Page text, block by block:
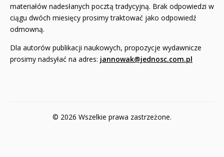
Klasa 4 liceum 5 technikum
Szkoła Branżowa I st.
Klasa 1
Klasa 2
materiałów nadesłanych pocztą tradycyjną. Brak odpowiedzi w
ciągu dwóch miesięcy prosimy traktować jako odpowiedź
odmowną.
Dla autorów publikacji naukowych, propozycje wydawnicze
prosimy nadsyłać na adres: jannowak@jednosc.com.pl
© 2026 Wszelkie prawa zastrzeżone.